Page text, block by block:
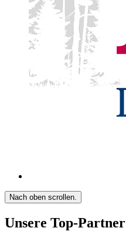
Nach oben scrollen.
Unsere Top-Partner